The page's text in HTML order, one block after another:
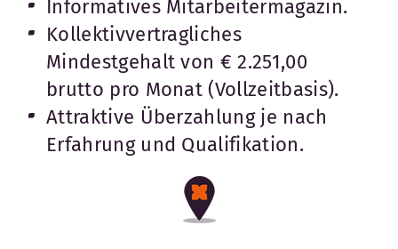
Informatives Mitarbeitermagazin.
Kollektivvertragliches
Mindestgehalt von € 2.251,00
brutto pro Monat (Vollzeitbasis).
Attraktive Überzahlung je nach
Erfahrung und Qualifikation.